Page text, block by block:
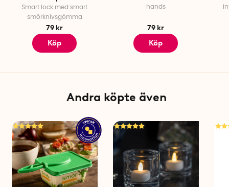
Smart lock med smart
smörknivsgömma
79 kr
Köp
hands
79 kr
Köp
Andra köpte även